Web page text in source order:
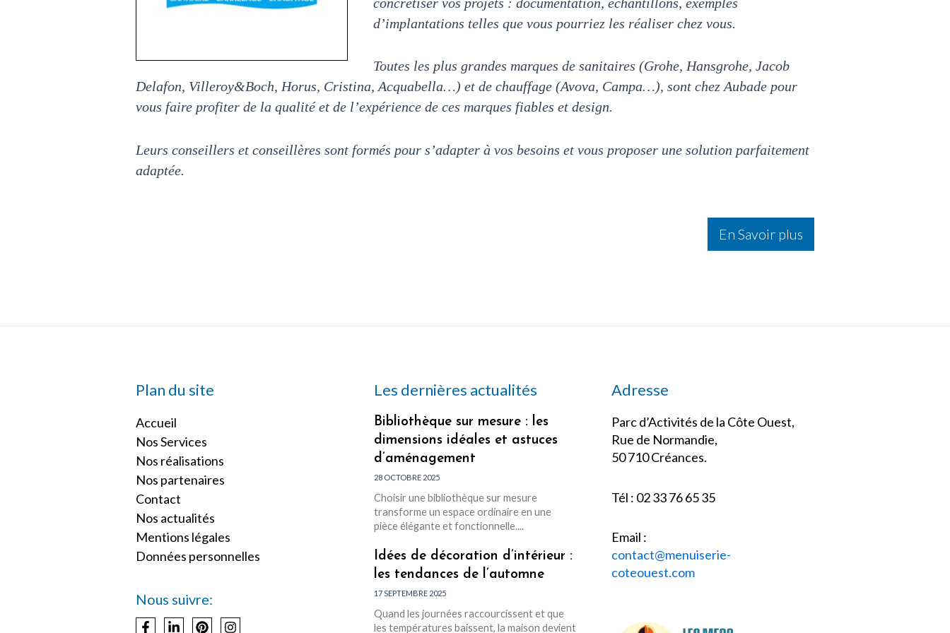
d’implantations telles que vous pourriez les réaliser chez vous.
Toutes les plus grandes marques de sanitaires (Grohe, Hansgrohe, Jacob
Delafon, Villeroy&Boch, Horus, Cristina, Acquabella…) et de chauffage (Avova, Campa…), sont chez Aubade pour
vous faire profiter de la qualité et de l’expérience de ces marques fiables et design.
Leurs conseillers et conseillères sont formés pour s’adapter à vos besoins et vous proposer une solution parfaitement
adaptée.
En Savoir plus
Plan du site
Accueil
Nos Services
Nos réalisations
Nos partenaires
Contact
Nos actualités
Mentions légales
Données personnelles
Nous suivre:
Les dernières actualités
Bibliothèque sur mesure : les
dimensions idéales et astuces
d’aménagement
28 OCTOBRE 2025
Choisir une bibliothèque sur mesure
transforme un espace ordinaire en une
pièce élégante et fonctionnelle....
Idées de décoration d’intérieur :
les tendances de l’automne
17 SEPTEMBRE 2025
Quand les journées raccourcissent et que
les températures baissent, la maison devient
Adresse
Parc d’Activités de la Côte Ouest,
Rue de Normandie,
50 710 Créances.
Tél : 02 33 76 65 35
Email :
contact@menuiserie-
coteouest.com